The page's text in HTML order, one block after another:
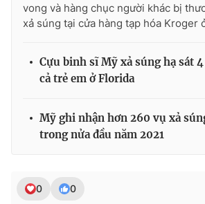
vong và hàng chục người khác bị
xả súng tại cửa hàng tạp hóa Kroger
Cựu binh sĩ Mỹ xả súng hạ sát
cả trẻ em ở Florida
Mỹ ghi nhận hơn 260 vụ xả
trong nửa đầu năm 2021
0 0